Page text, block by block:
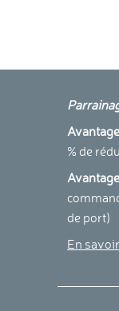
% de
de port)
En